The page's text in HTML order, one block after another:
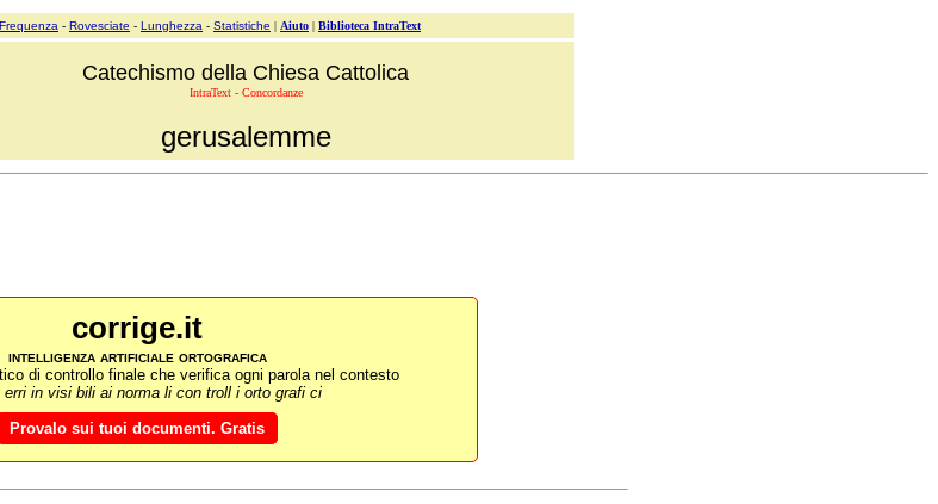
Frequenza - Rovesciate - Lunghezza - Statistiche | Aiuto | Biblioteca IntraText
Catechismo della Chiesa Cattolica
IntraText - Concordanze
gerusalemme
corrige.it
intelligenza artificiale ortografica
di controllo finale che verifica ogni parola nel contesto
erri in visi bili ai norma li con troll i orto grafi ci
Provalo sui tuoi documenti. Gratis